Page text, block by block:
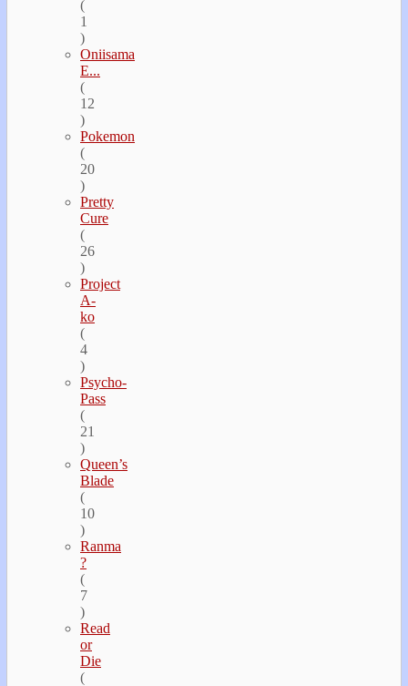
(
1
)
Oniisama
E...
(
12
)
Pokemon
(
20
)
Pretty
Cure
(
26
)
Project
A-
ko
(
4
)
Psycho-
Pass
(
21
)
Queen’s
Blade
(
10
)
Ranma
?
(
7
)
Read
or
Die
(